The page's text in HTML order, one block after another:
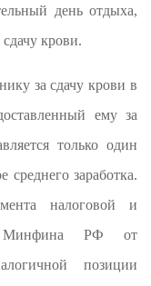
день отдыха,
крови.
за сдачу крови в
ему за
только один
среднего заработка.
налоговой и
Минфина РФ от
позиции